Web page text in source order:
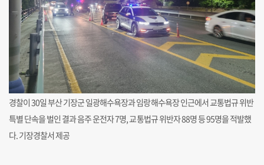
경찰이 30일 부산 기장군 일광해수욕장과 임랑해수욕장 인근에서 교통법규 위반
특별 단속을 벌인 결과 음주 운전자 7명, 교통법규 위반자 88명 등 95명을 적발했
다. 기장경찰서 제공